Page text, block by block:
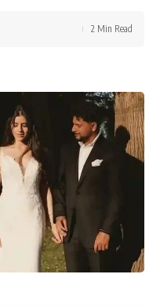
2 Min Read